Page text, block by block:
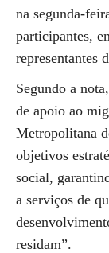
na segunda-
participantes,
representantes
Segundo a
de apoio ao
Metropolitana
objetivos
social,
a serviços de
residam”.